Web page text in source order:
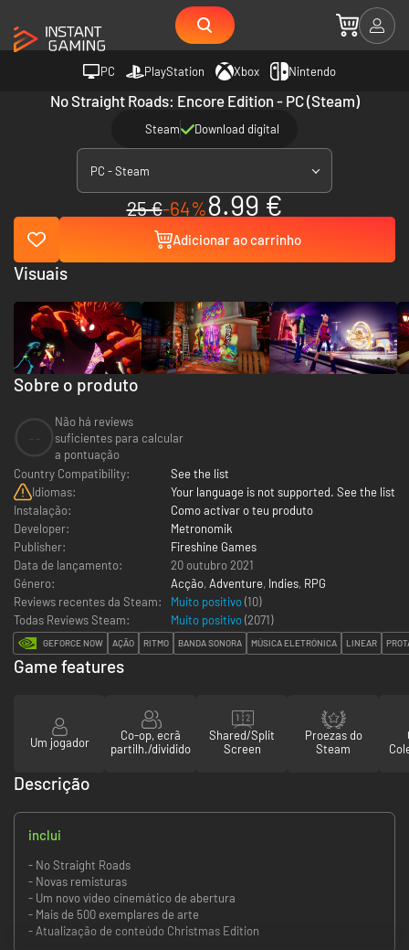
PC PlayStation Xbox Nintendo
No Straight Roads: Encore Edition - PC (Steam)
Steam Download digital
PC - Steam
25 €-64%8.99 €
Adicionar ao carrinho
Sobre o produto
Não há reviews
suficientes para calcular
a pontuação
Country Compatibility:
See the list
Idiomas:
Your language is not supported. See the list
Instalação:
Como activar o teu produto
Developer:
Metronomik
Publisher:
Fireshine Games
Data de lançamento:
20 outubro 2021
Género:
Acção, Adventure, Indies, RPG
Reviews recentes da Steam:
Muito positivo(10)
Todas Reviews Steam:
Muito positivo(2071)
GEFORCE NOW AÇÃO RITMO BANDA SONORA MÚSICA ELETRÓNICA LINEAR
Visuais
Game features
Um jogador
Co-op, ecrã
partilh./dividido
Shared/Split
Screen
Proezas do
Steam
Descrição
inclui
- No Straight Roads
- Novas remisturas
- Um novo vídeo cinemático de abertura
- Mais de 500 exemplares de arte
- Atualização de conteúdo Christmas Edition